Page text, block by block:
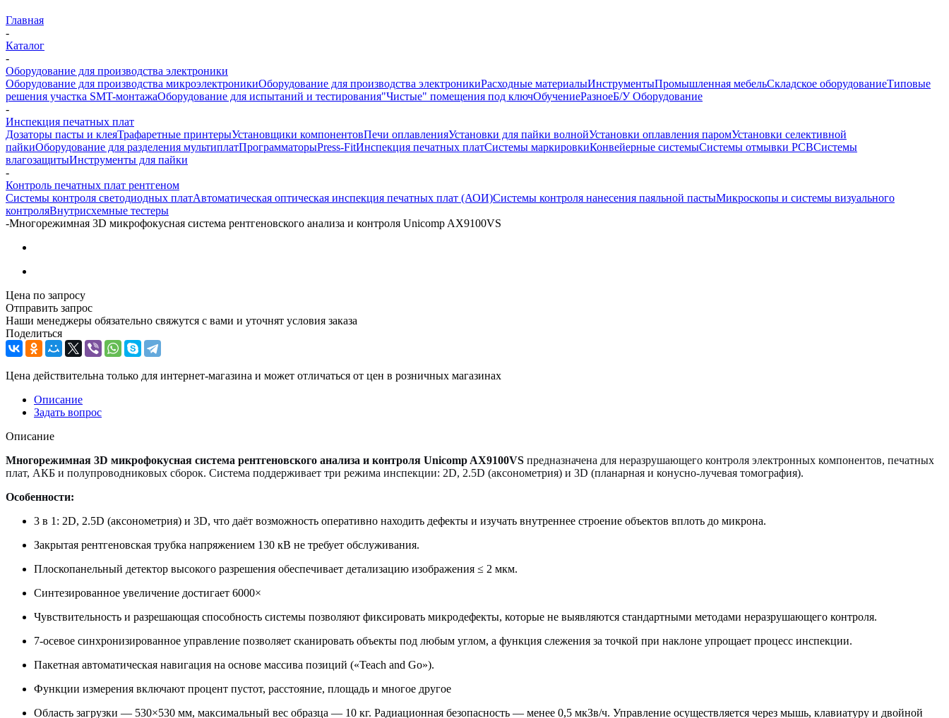
Главная
-
Каталог
-
Оборудование для производства электроники
Оборудование для производства микроэлектроникиОборудование для производства электроникиРасходные материалыИнструментыПромышленная мебельСкладское оборудованиеТиповые
решения участка SMT-монтажаОборудование для испытаний и тестирования"Чистые" помещения под ключОбучениеРазноеБ/У Оборудование
-
Инспекция печатных плат
Дозаторы пасты и клеяТрафаретные принтерыУстановщики компонентовПечи оплавленияУстановки для пайки волнойУстановки оплавления паромУстановки селективной
пайкиОборудование для разделения мультиплатПрограмматорыPress-FitИнспекция печатных платСистемы маркировкиКонвейерные системыСистемы отмывки PCBСистемы
влагозащитыИнструменты для пайки
-
Контроль печатных плат рентгеном
Системы контроля светодиодных платАвтоматическая оптическая инспекция печатных плат (АОИ)Системы контроля нанесения паяльной пастыМикроскопы и системы визуального
контроляВнутрисхемные тестеры
-Многорежимная 3D микрофокусная система рентгеновского анализа и контроля Unicomp AX9100VS
Цена по запросу
Отправить запрос
Наши менеджеры обязательно свяжутся с вами и уточнят условия заказа
Поделиться
Цена действительна только для интернет-магазина и может отличаться от цен в розничных магазинах
Описание
Задать вопрос
Описание
Многорежимная 3D микрофокусная система рентгеновского анализа и контроля Unicomp AX9100VS предназначена для неразрушающего контроля электронных компонентов, печатных
плат, АКБ и полупроводниковых сборок. Система поддерживает три режима инспекции: 2D, 2.5D (аксонометрия) и 3D (планарная и конусно-лучевая томография).
Особенности:
3 в 1: 2D, 2.5D (аксонометрия) и 3D, что даёт возможность оперативно находить дефекты и изучать внутреннее строение объектов вплоть до микрона.
Закрытая рентгеновская трубка напряжением 130 кВ не требует обслуживания.
Плоскопанельный детектор высокого разрешения обеспечивает детализацию изображения ≤ 2 мкм.
Синтезированное увеличение достигает 6000×
Чувствительность и разрешающая способность системы позволяют фиксировать микродефекты, которые не выявляются стандартными методами неразрушающего контроля.
7-осевое синхронизированное управление позволяет сканировать объекты под любым углом, а функция слежения за точкой при наклоне упрощает процесс инспекции.
Пакетная автоматическая навигация на основе массива позиций («Teach and Go»).
Функции измерения включают процент пустот, расстояние, площадь и многое другое
Область загрузки — 530×530 мм, максимальный вес образца — 10 кг. Радиационная безопасность — менее 0,5 мкЗв/ч. Управление осуществляется через мышь, клавиатуру и двойной